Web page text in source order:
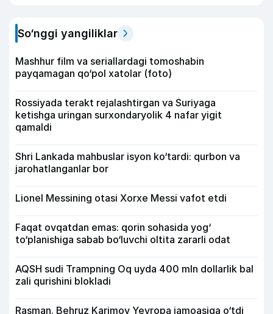
So‘nggi yangiliklar
Mashhur film va seriallardagi tomoshabin
payqamagan qo‘pol xatolar (foto)
Rossiyada terakt rejalashtirgan va Suriyaga
ketishga uringan surxondaryolik 4 nafar yigit
qamaldi
Shri Lankada mahbuslar isyon ko‘tardi: qurbon va
jarohatlanganlar bor
Lionel Messining otasi Xorxe Messi vafot etdi
Faqat ovqatdan emas: qorin sohasida yog‘
to‘planishiga sabab bo‘luvchi oltita zararli odat
AQSH sudi Trampning Oq uyda 400 mln dollarlik bal
zali qurishini blokladi
Rasman. Behruz Karimov Yevropa jamoasiga o‘tdi